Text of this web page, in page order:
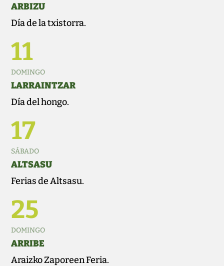
ARBIZU
Día de la txistorra.
11
DOMINGO
LARRAINTZAR
Día del hongo.
17
SÁBADO
ALTSASU
Ferias de Altsasu.
25
DOMINGO
ARRIBE
Araizko Zaporeen Feria.